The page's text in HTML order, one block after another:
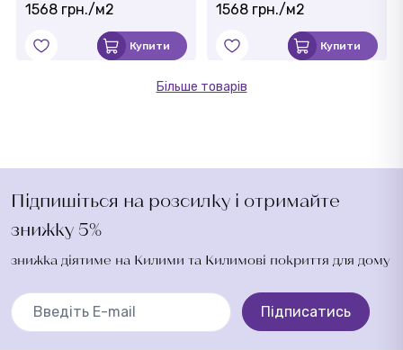
1568 грн./м2
Купити
1568 грн./м2
Купити
Більше товарів
Підпишіться на розсилку і отримайте
знижку 5%
знижка діятиме на Килими та Килимові покриття для дому
Підписатись